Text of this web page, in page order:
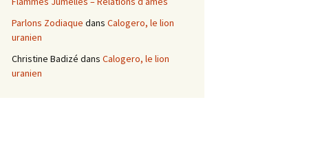
Parlons Zodiaque dans Calogero, le lion
uranien
Christine Badizé dans Calogero, le lion
uranien